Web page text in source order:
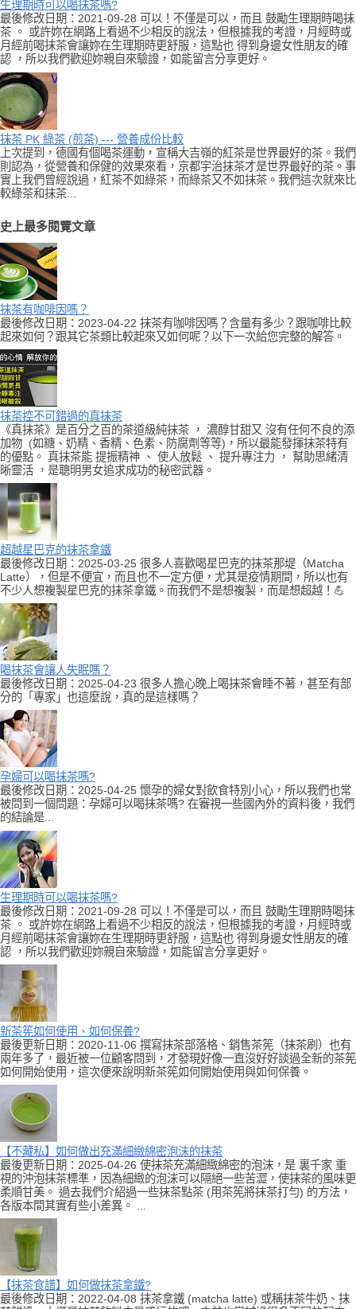
生理期時可以喝抹茶嗎?
最後修改日期：2021-09-28 可以！不僅是可以，而且 鼓勵生理期時喝抹
茶 。 或許妳在網路上看過不少相反的說法，但根據我的考證，月經時或
月經前喝抹茶會讓妳在生理期時更舒服，這點也 得到身邊女性朋友的確
認 ，所以我們歡迎妳親自來驗證，如能留言分享更好。
抹茶 PK 綠茶 (煎茶) --- 營養成份比較
上次提到，德國有個喝茶運動，宣稱大吉嶺的紅茶是世界最好的茶。我們
則認為，從營養和保健的效果來看，京都宇治抹茶才是世界最好的茶。事
實上我們曾經說過，紅茶不如綠茶，而綠茶又不如抹茶。我們這次就來比
較綠茶和抹茶...
史上最多閱覽文章
抹茶有咖啡因嗎？
最後修改日期：2023-04-22 抹茶有咖啡因嗎？含量有多少？跟咖啡比較
起來如何？跟其它茶類比較起來又如何呢？以下一次給您完整的解答。
抹茶控不可錯過的真抹茶
《真抹茶》是百分之百的茶道級純抹茶 ， 濃醇甘甜又 沒有任何不良的添
加物 (如糖、奶精、香精、色素、防腐劑等等)，所以最能發揮抹茶特有
的優點。 真抹茶能 提振精神 、 使人放鬆 、 提升專注力 ， 幫助思緒清
晰靈活 ，是聰明男女追求成功的秘密武器。
超越星巴克的抹茶拿鐵
最後修改日期：2025-03-25 很多人喜歡喝星巴克的抹茶那堤（Matcha
Latte），但是不便宜，而且也不一定方便，尤其是疫情期間，所以也有
不少人想複製星巴克的抹茶拿鐵。而我們不是想複製，而是想超越！💪
喝抹茶會讓人失眠嗎？
最後修改日期：2025-04-23 很多人擔心晚上喝抹茶會睡不著，甚至有部
分的「專家」也這麼說，真的是這樣嗎？
孕婦可以喝抹茶嗎?
最後修改日期：2025-04-25 懷孕的婦女對飲食特別小心，所以我們也常
被問到一個問題：孕婦可以喝抹茶嗎? 在審視一些國內外的資料後，我們
的結論是...
生理期時可以喝抹茶嗎?
最後修改日期：2021-09-28 可以！不僅是可以，而且 鼓勵生理期時喝抹
茶 。 或許妳在網路上看過不少相反的說法，但根據我的考證，月經時或
月經前喝抹茶會讓妳在生理期時更舒服，這點也 得到身邊女性朋友的確
認 ，所以我們歡迎妳親自來驗證，如能留言分享更好。
新茶筅如何使用、如何保養?
最後更新日期：2020-11-06 撰寫抹茶部落格、銷售茶筅（抹茶刷）也有
兩年多了，最近被一位顧客問到，才發現好像一直沒好好談過全新的茶筅
如何開始使用，這次便來說明新茶筅如何開始使用與如何保養。
【不藏私】如何做出充滿細緻綿密泡沫的抹茶
最後更新日期：2025-04-26 使抹茶充滿細緻綿密的泡沫，是 裏千家 重
視的沖泡抹茶標準，因為細緻的泡沫可以隔絕一些苦澀，使抹茶的風味更
柔順甘美。 過去我們介紹過一些抹茶點茶 (用茶筅將抹茶打勻) 的方法，
各版本間其實有些小差異。 ...
【抹茶食譜】如何做抹茶拿鐵?
最後修改日期：2022-04-08 抹茶拿鐵 (matcha latte) 或稱抹茶牛奶、抹